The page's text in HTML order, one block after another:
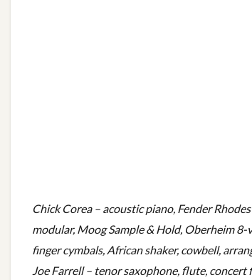
Chick Corea – acoustic piano, Fender
modular, Moog Sample & Hold, Oberheim
finger cymbals, African shaker, cowbell,
Joe Farrell – tenor saxophone, flute, concert